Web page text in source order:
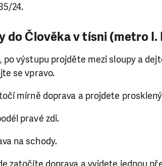
24.
do Člověka v tísni (metro I.
po výstupu projděte mezi sloupy a
se vpravo.
mírně doprava a projdete
pravé zdi.
na schody.